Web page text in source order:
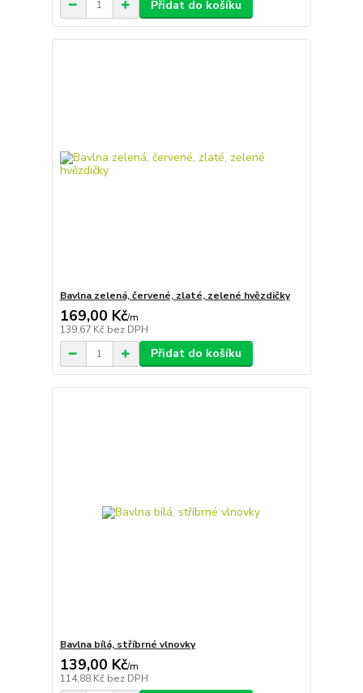
Přidat do košíku
Bavlna zelená, červené, zlaté, zelené hvězdičky
169,00 Kč/m
139,67 Kč bez DPH
Přidat do košíku
Bavlna bílá, stříbrné vlnovky
139,00 Kč/m
114,88 Kč bez DPH